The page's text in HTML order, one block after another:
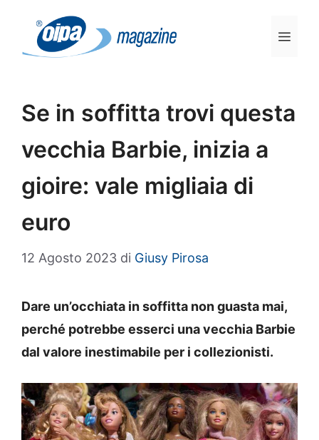
contenuto
Se in soffitta trovi questa
vecchia Barbie, inizia a
gioire: vale migliaia di
euro
12 Agosto 2023 di Giusy Pirosa
Dare un’occhiata in soffitta non guasta mai,
perché potrebbe esserci una vecchia Barbie
dal valore inestimabile per i collezionisti.